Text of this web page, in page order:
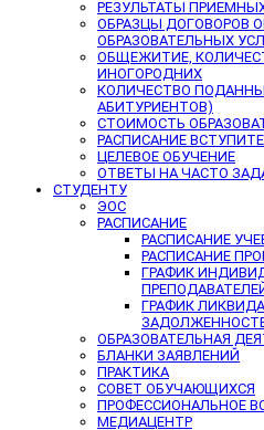
РЕЗУЛЬТАТЫ
ОБРАЗЦЫ ДОГОВОРОВ
ОБРАЗОВАТЕЛЬНЫХ
ОБЩЕЖИТИЕ,
ИНОГОРОДНИХ
КОЛИЧЕСТВО
АБИТУРИЕНТОВ)
СТОИМОСТЬ
РАСПИСАНИЕ
ЦЕЛЕВОЕ ОБУЧЕНИЕ
ОТВЕТЫ НА ЧАСТО
СТУДЕНТУ
ЭОС
РАСПИСАНИЕ
РАСПИСАНИЕ
РАСПИСАНИЕ
ГРАФИК
ГРАФИК
ОБРАЗОВАТЕЛЬНАЯ
БЛАНКИ ЗАЯВЛЕНИЙ
ПРАКТИКА
СОВЕТ ОБУЧАЮЩИХСЯ
ПРОФЕССИОНАЛЬНОЕ
МЕДИАЦЕНТР